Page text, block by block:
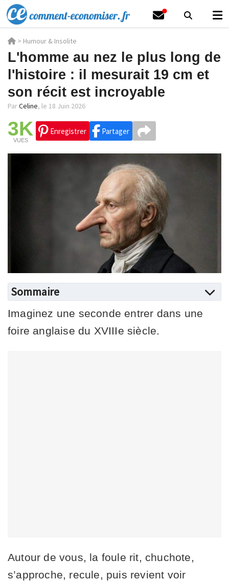
> Humour & Insolite
L'homme au nez le plus long de
l'histoire : il mesurait 19 cm et
son récit est incroyable
ParCeline, le 18 Juin 2026
3K
VUES
Enregistrer Partager
Sommaire
Imaginez une seconde entrer dans une
foire anglaise du XVIIIe siècle.
Autour de vous, la foule rit, chuchote,
s’approche, recule, puis revient voir